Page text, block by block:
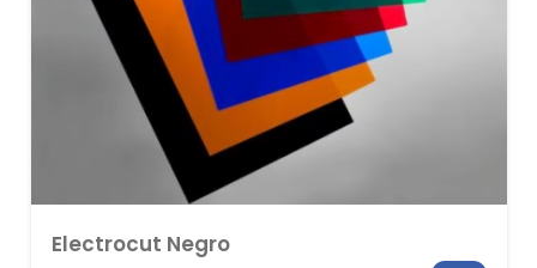
Electrocut Negro